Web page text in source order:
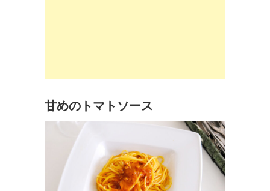
甘めのトマトソース